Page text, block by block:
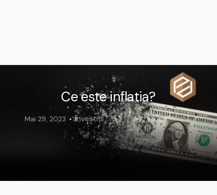
Ce este inflatia?
Mai 29, 2023 Investiții